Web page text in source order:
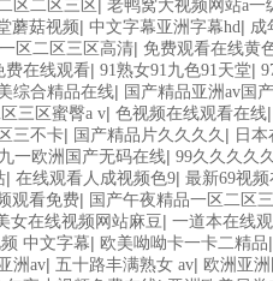
区二区三区 | 老鸭窝大视频网站a一
蘑菇视频| 中文字幕亚洲字幕hd| 成
区二区三区高清| 免费观看在线黄
费在线观看| 91熟女91九色91天堂|
综合精品在线| 国产精品亚洲av国产
三区蜜臀a v| 色视频在线观看在线
三不卡| 国产精品片久久久久 | 日
九一欧洲国产无码在线| 99久久久久
| 在线观看人成视频色9| 最新69视
观看免费| 国产午夜精品一区二区
女在线视频网站麻豆| 一道本在线
中文字幕| 欧美呦呦卡一卡二精品
洲av| 五十路丰满熟女 av| 欧洲亚